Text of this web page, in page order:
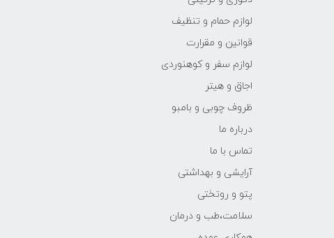
لوازم حمام و تنظیف
قوانین و مقرارت
لوازم سفر و کوهنوردی
اجاق و هیتر
ظروف چوبی و بامبو
درباره ما
تماس با ما
آرایشی و بهداشتی
پتو و روتختی
سلامت،طب و درمان